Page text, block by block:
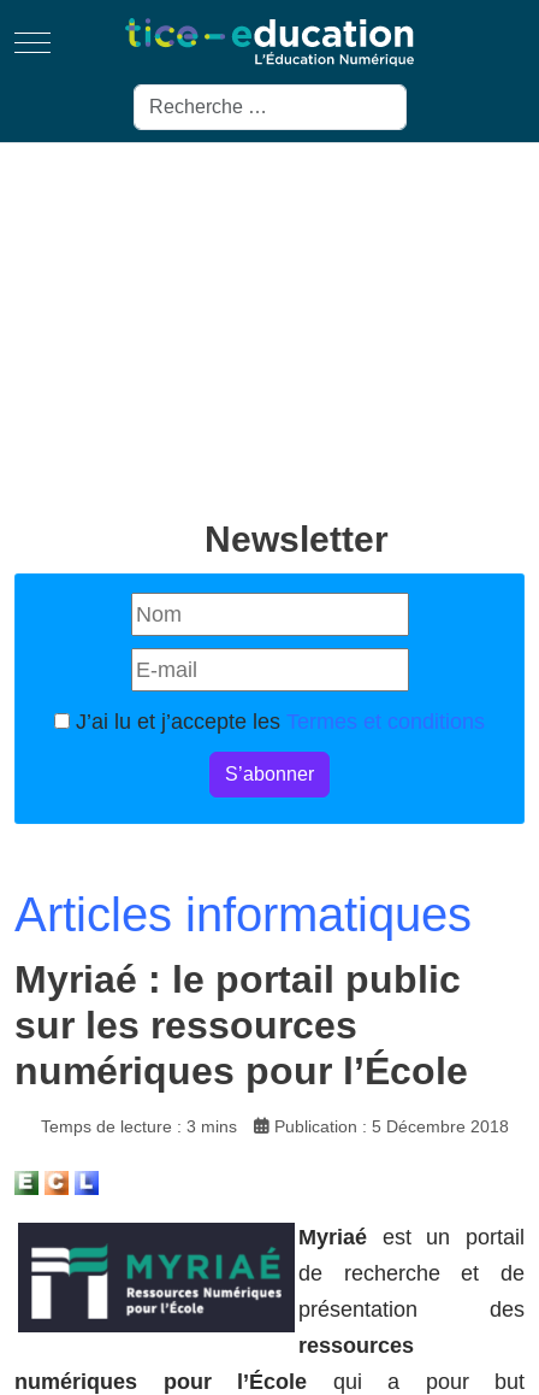
Mobile Menu Toggle
Rechercher
Newsletter
J’ai lu et j’accepte les Termes et conditions
S’abonner
Articles informatiques
Myriaé : le portail public
sur les ressources
numériques pour l’École
Temps de lecture : 3 mins Publication : 5 Décembre 2018
Myriaé est un portail
de recherche et de
présentation des
ressources
numériques pour l’École qui a pour but